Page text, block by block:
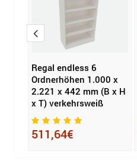
Regal endless 6
Ordnerhöhen 1.000 x
2.221 x 442 mm (B x H
x T) verkehrsweiß
511,64€